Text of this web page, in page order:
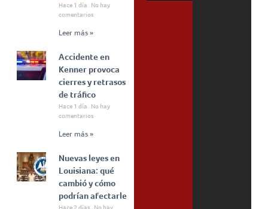
Hace 1 día
No hay
comentarios
Leer más »
Accidente en
Kenner provoca
cierres y retrasos
de tráfico
Hace 1 día
No hay
comentarios
Leer más »
Nuevas leyes en
Louisiana: qué
cambió y cómo
podrían afectarle
Hace 2 días
No hay